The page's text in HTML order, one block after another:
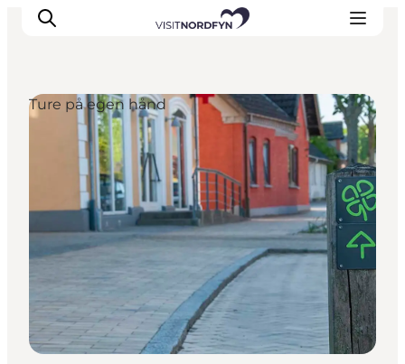
Oplev
Det sker
Spis og drik
Overnatning
Book oplevelser
For børn
Ture på egen hånd